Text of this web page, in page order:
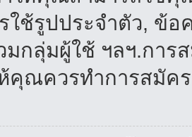
ใช้รูปประจำตัว, ข้อ
มกลุ่มผู้ใช้ ฯลฯ.การ
คุณควรทำการสมัค